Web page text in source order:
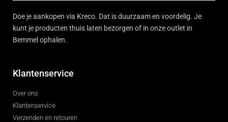
Doe je aankopen via Kreco. Dat is duurzaam en voordelig. Je
kunt je producten thuis laten bezorgen of in onze outlet in
Bemmel ophalen.
Klantenservice
Over ons
Klantenservice
Verzenden en retouren